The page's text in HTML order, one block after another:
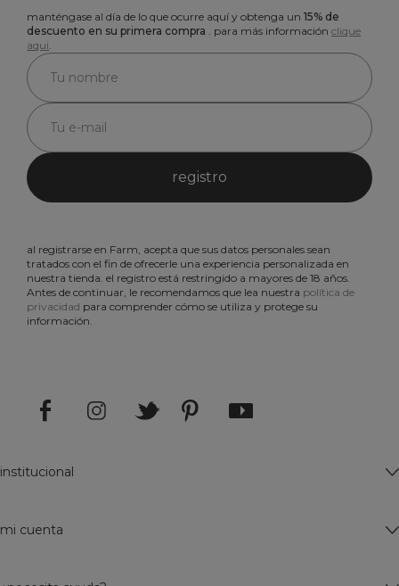
manténgase al día de lo que ocurre aquí y obtenga un 15% de
descuento en su primera compra . para más información clique
aqui.
registro
al registrarse en Farm, acepta que sus datos personales sean
tratados con el fin de ofrecerle una experiencia personalizada en
nuestra tienda. el registro está restringido a mayores de 18 años.
Antes de continuar, le recomendamos que lea nuestra política de
privacidad para comprender cómo se utiliza y protege su
información.
institucional
mi cuenta